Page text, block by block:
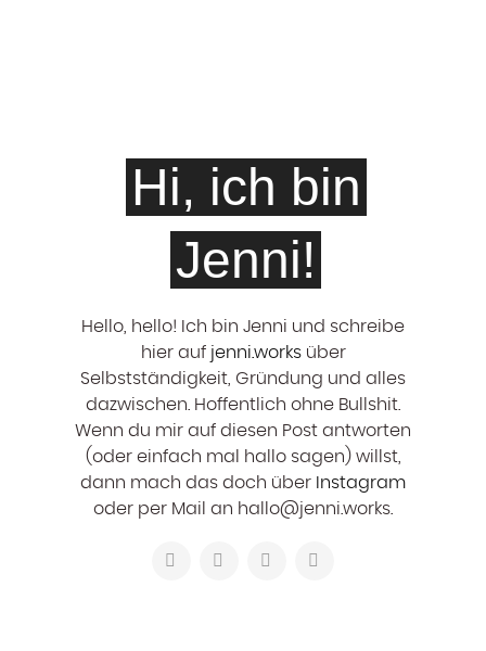
Hi, ich bin
Jenni!
Hello, hello! ‍Ich bin Jenni und schreibe
hier auf jenni.worksüber
Selbstständigkeit, Gründung und alles
dazwischen. Hoffentlich ohne Bullshit.
Wenn du mir auf diesen Post antworten
(oder einfach mal hallo sagen) willst,
dann mach das doch über Instagram
oder per Mail an hallo@jenni.works.